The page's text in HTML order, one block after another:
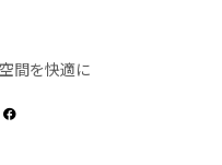
間を快適に